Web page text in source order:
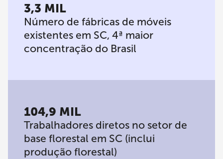
3,3 MIL
Número de fábricas de móveis
existentes em SC, 4ª maior
concentração do Brasil
104,9 MIL
Trabalhadores diretos no setor de
base florestal em SC (inclui
produção florestal)